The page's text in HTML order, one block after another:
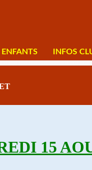
ENFANTS INFOS
15